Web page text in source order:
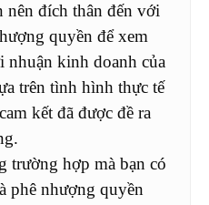
nên đích thân đến với
quyền để xem
nhuận kinh doanh của
trên tình hình thực tế
kết đã được đề ra
trường hợp mà bạn có
phê nhượng quyền